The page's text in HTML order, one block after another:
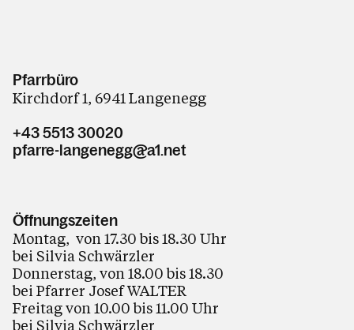
Pfarrbüro
Kirchdorf 1, 6941 Langenegg
+43 5513 30020
pfarre-langenegg@a1.net
Öffnungszeiten
Montag, von 17.30 bis 18.30 Uhr
bei Silvia Schwärzler
Donnerstag, von 18.00 bis 18.30
bei Pfarrer Josef WALTER
Freitag von 10.00 bis 11.00 Uhr
bei Silvia Schwärzler